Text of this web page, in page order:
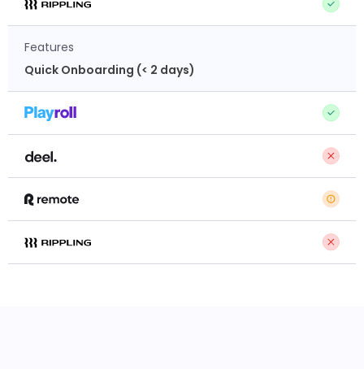
Features
Quick Onboarding (< 2 days)